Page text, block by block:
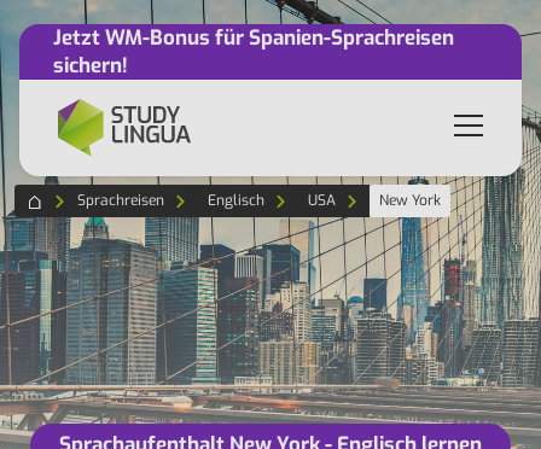
Jetzt WM-Bonus für Spanien-Sprachreisen
sichern!
Sprachreisen Englisch USA New York